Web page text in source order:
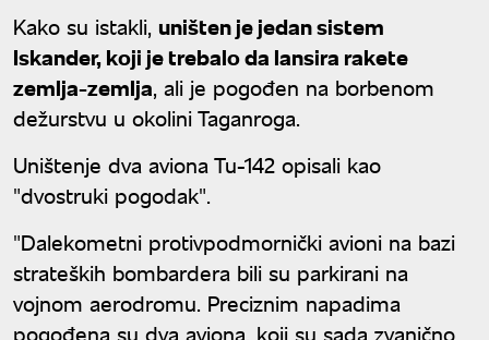
Kako su istakli, uništen je jedan sistem
Iskander, koji je trebalo da lansira rakete
zemlja-zemlja, ali je pogođen na borbenom
dežurstvu u okolini Taganroga.
Uništenje dva aviona Tu-142 opisali kao
"dvostruki pogodak".
"Dalekometni protivpodmornički avioni na bazi
strateških bombardera bili su parkirani na
vojnom aerodromu. Preciznim napadima
pogođena su dva aviona, koji su sada zvanično